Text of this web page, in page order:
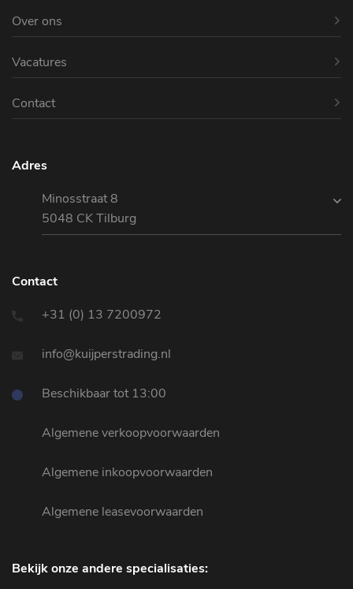
Over ons
Vacatures
Contact
Adres
Minosstraat 8
5048 CK Tilburg
Contact
+31 (0) 13 7200972
info@kuijperstrading.nl
Beschikbaar tot 13:00
Algemene verkoopvoorwaarden
Algemene inkoopvoorwaarden
Algemene leasevoorwaarden
Bekijk onze andere specialisaties: